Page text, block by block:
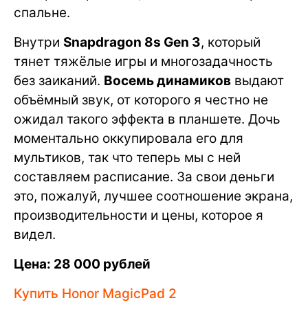
спальне.
Внутри Snapdragon 8s Gen 3, который
тянет тяжёлые игры и многозадачность
без заиканий. Восемь динамиков выдают
объёмный звук, от которого я честно не
ожидал такого эффекта в планшете. Дочь
моментально оккупировала его для
мультиков, так что теперь мы с ней
составляем расписание. За свои деньги
это, пожалуй, лучшее соотношение экрана,
производительности и цены, которое я
видел.
Цена: 28 000 рублей
Купить Honor MagicPad 2